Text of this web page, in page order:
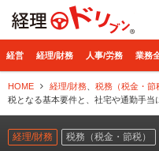
経営 経理/財務 人事/労務 業務
HOME 経理/財務 税務（税金・節
税となる基本要件と、社宅や通勤手当
経理/財務 税務（税金・節税）